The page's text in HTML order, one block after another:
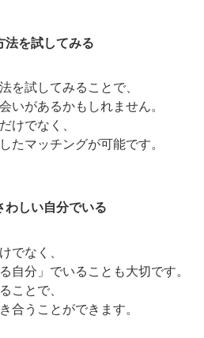
法を試してみる
法を試してみることで、
会いがあるかもしれません。
けでなく、
たマッチングが可能です。
わしい自分でいる
けでなく、
る自分」でいることも大切です。
ことで、
合うことができます。